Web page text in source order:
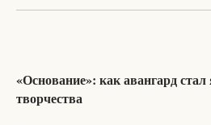
«Основание»: как авангард
творчества